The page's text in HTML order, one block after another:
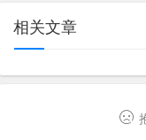
相关文章